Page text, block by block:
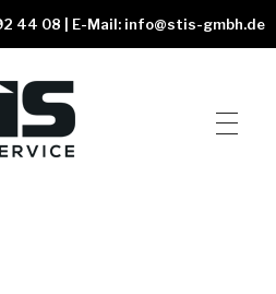
44 08 | E-Mail: info@stis-gmbh.de